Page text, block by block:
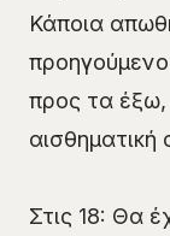
Κάποια
προς τα έξω,
αισθηματική
Στις 18: Θα